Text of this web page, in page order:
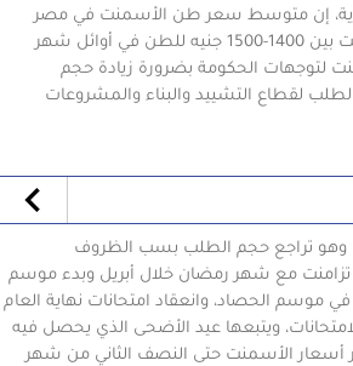
إن متوسط سعر طن الأسمنت في مصر
1100 جنيه منخفضة من أعلى نقطة وصلت إليها وتراوحت بين 1400-1500 جنيه للطن في أوائل شهر
لتوجهات الحكومة بضرورة زيادة حجم
لقطاع التشييد والبناء والمشروعات
وهو تراجع حجم الطلب بسب الظروف
تزامنت مع شهر رمضان خلال أبريل وبدء موسم
موسم الحصاد، وانعقاد امتحانات نهاية العام
ويتبعها عيد الأضحى الذي يحصل فيه
أسعار الأسمنت حتى النصف الثاني من شهر